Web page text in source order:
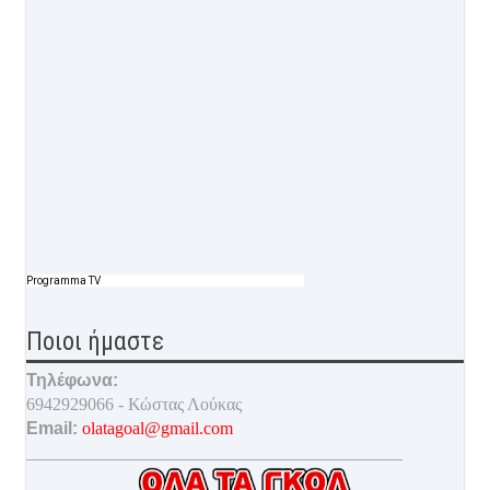
Programma TV
Ποιοι ήμαστε
Τηλέφωνα:
6942929066 - Κώστας Λούκας
Email: olatagoal@gmail.com